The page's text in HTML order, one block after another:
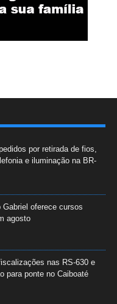
por retirada de fios,
e iluminação na BR-
oferece cursos
agosto
nas RS-630 e
para ponte no Caiboaté